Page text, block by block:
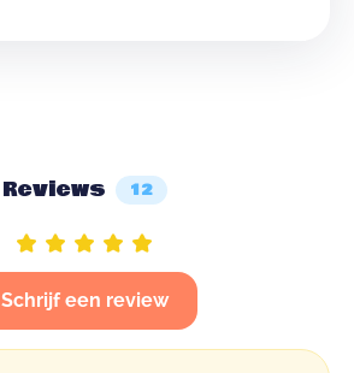
Reviews 12
Schrijf een review